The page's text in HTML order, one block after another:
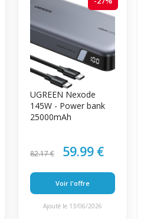
UGREEN Nexode
145W - Power bank
25000mAh
82.17 € 59.99 €
Voir l'offre
Ajouté le 13/06/2026